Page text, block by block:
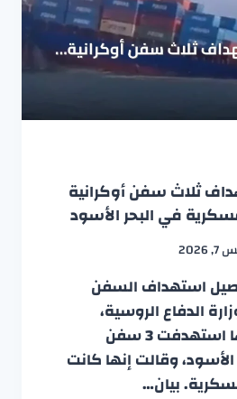
ثلاث سفن أوكرانية
في البحر الأسود
استهداف السفن
الدفاع الروسية،
الجمعة، أن قواتها استهدفت 3 سفن
الأسود، وقالت إنها كانت
بيان…